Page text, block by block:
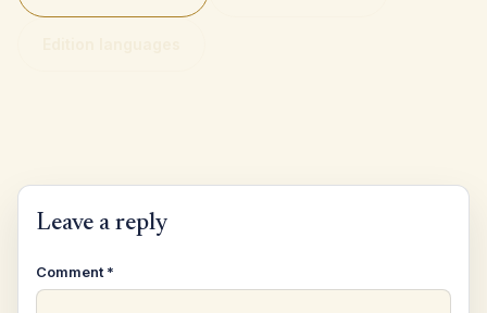
Leave a reply
Comment *